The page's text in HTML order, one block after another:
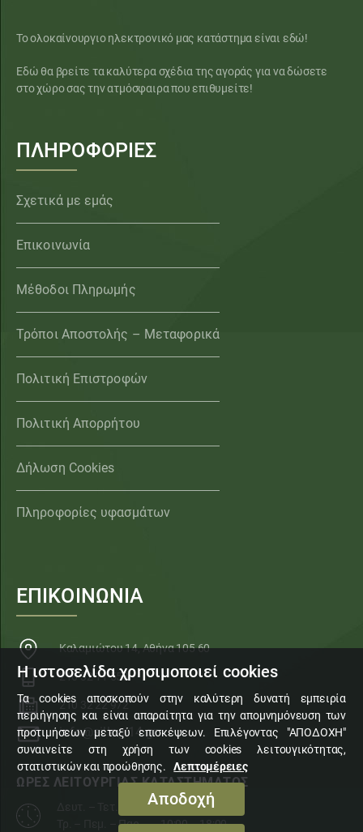
Το ολοκαίνουργιο ηλεκτρονικό μας κατάστημα είναι εδώ!
Εδώ θα βρείτε τα καλύτερα σχέδια της αγοράς για να δώσετε
στο χώρο σας την ατμόσφαιρα που επιθυμείτε!
ΠΛΗΡΟΦΟΡΙΕΣ
Σχετικά με εμάς
Επικοινωνία
Μέθοδοι Πληρωμής
Τρόποι Αποστολής – Μεταφορικά
Πολιτική Επιστροφών
Πολιτική Απορρήτου
Δήλωση Cookies
Πληροφορίες υφασμάτων
ΕΠΙΚΟΙΝΩΝΙΑ
Καλαμιώτου 14, Αθήνα 105 60
210 32 11 553
210 32 22 972
info@sillogi14.gr
ΩΡΕΣ ΛΕΙΤΟΥΡΓΙΑΣ ΚΑΤΑΣΤΗΜΑΤΟΣ
Δευτ. – Τετ. – Σάβ.
10:00 – 15:00
Τρ. – Πεμ. – Παρ.
10:00 – 18:00
Η ιστοσελίδα χρησιμοποιεί cookies
Τα cookies αποσκοπούν στην καλύτερη δυνατή εμπειρία
περιήγησης και είναι απαραίτητα για την απομνημόνευση των
προτιμήσεων μεταξύ επισκέψεων. Επιλέγοντας "ΑΠΟΔΟΧΗ"
συναινείτε στη χρήση των cookies λειτουγικότητας,
στατιστικών και προώθησης.
Λεπτομέρειες
Αποδοχή